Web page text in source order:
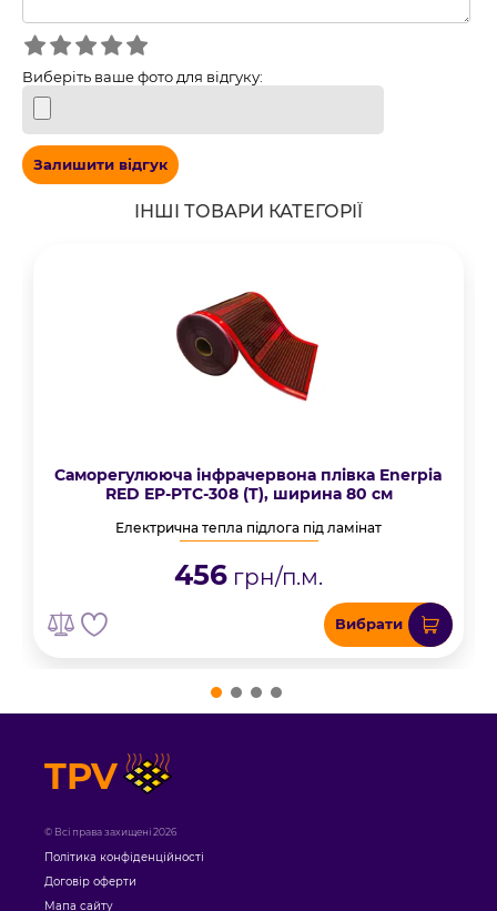
Виберіть ваше фото для відгуку:
Залишити відгук
ІНШІ ТОВАРИ КАТЕГОРІЇ
Саморегулююча інфрачервона плівка Enerpia
RED EP-PTC-308 (T), ширина 80 см
Електрична тепла підлога під ламінат
456 грн/п.м.
Вибрати
TPV
© Всі права захищені 2026
Політика конфіденційності
Договір оферти
Мапа сайту